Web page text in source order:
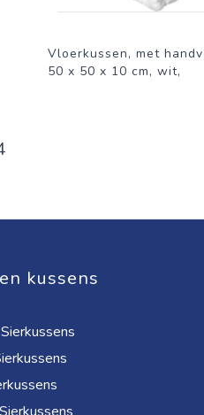
Vloerkussen, met
50 x 50 x 10 cm, wit,
kussens